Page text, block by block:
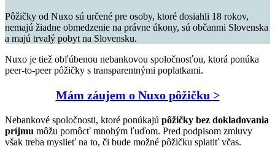
Pôžičky od Nuxo sú určené pre osoby, ktoré dosiahli 18 rokov,
nemajú žiadne obmedzenie na právne úkony, sú občanmi Slovenska
a majú trvalý pobyt na Slovensku.
Nuxo je tiež obľúbenou nebankovou spoločnosťou, ktorá ponúka
peer-to-peer pôžičky s transparentnými poplatkami.
Mám záujem o Nuxo pôžičku >
Nebankové spoločnosti, ktoré ponúkajú pôžičky bez dokladovania
príjmu môžu pomôcť mnohým ľuďom. Pred podpisom zmluvy
však treba myslieť na to, či bude možné pôžičku splatiť včas.